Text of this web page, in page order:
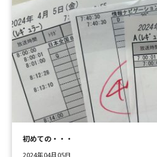
初めての・・・
2024年04月05日